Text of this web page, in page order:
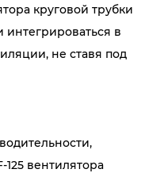
круговой трубки
интегрироваться в
не ставя под
125 вентилятора